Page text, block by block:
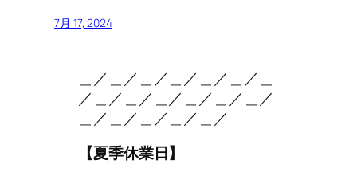
7月 17, 2024
＿／＿／＿／＿／＿／＿／＿
／＿／＿／＿／＿／＿／＿／
＿／＿／＿／＿／＿／
【夏季休業日】